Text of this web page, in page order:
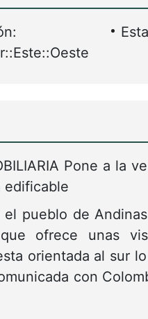
Pone a la
edificable
el pueblo de
ofrece unas
orientada al sur
con